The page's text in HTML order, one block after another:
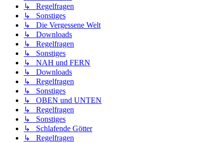
↳ Regelfragen
↳ Sonstiges
↳ Die Vergessene Welt
↳ Downloads
↳ Regelfragen
↳ Sonstiges
↳ NAH und FERN
↳ Downloads
↳ Regelfragen
↳ Sonstiges
↳ OBEN und UNTEN
↳ Regelfragen
↳ Sonstiges
↳ Schlafende Götter
↳ Regelfragen